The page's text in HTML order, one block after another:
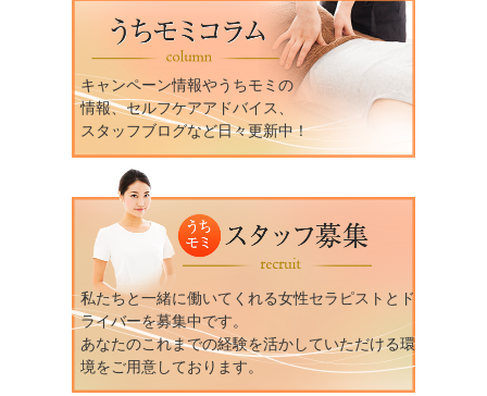
キャンペーン情報やうちモミの
情報、セルフケアアドバイス、
スタッフブログなど日々更新中！
私たちと一緒に働いてくれる女性セラピストとド
ライバーを募集中です。
あなたのこれまでの経験を活かしていただける環
境をご用意しております。